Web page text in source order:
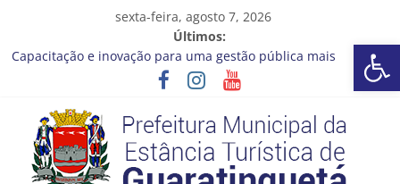
Barra de Ferramentas Aberta
sexta-feira, agosto 7, 2026
Últimos:
Capacitação e inovação para uma gestão pública mais
Seu próximo emprego pode estar mais perto do que você
imagina
Novo curso no Qualifica Guará
Prefeitura de Guaratinguetá divulga novo cronograma dos
editais da PNAB